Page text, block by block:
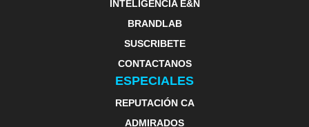
INTELIGENCIA E&N
BRANDLAB
SUSCRIBETE
CONTACTANOS
ESPECIALES
REPUTACIÓN CA
ADMIRADOS